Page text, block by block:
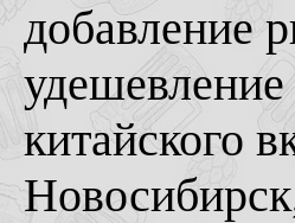
добавление
удешевление
китайского